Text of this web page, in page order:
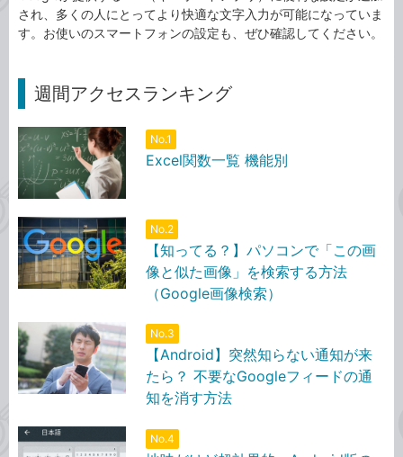
され、多くの人にとってより快適な文字入力が可能になっていま
す。お使いのスマートフォンの設定も、ぜひ確認してください。
週間アクセスランキング
No.1
Excel関数一覧 機能別
No.2
【知ってる？】パソコンで「この画
像と似た画像」を検索する方法
（Google画像検索）
No.3
【Android】突然知らない通知が来
たら？ 不要なGoogleフィードの通
知を消す方法
No.4